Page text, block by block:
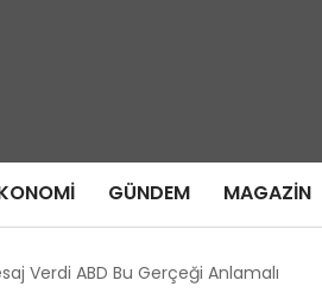
GÜNDEM MAGAZIN
Verdi ABD Bu Gerçeği Anlamalı